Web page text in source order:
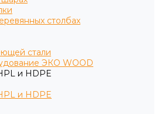
столбах
стали
ЭКО WOOD
и HDPE
и HDPE